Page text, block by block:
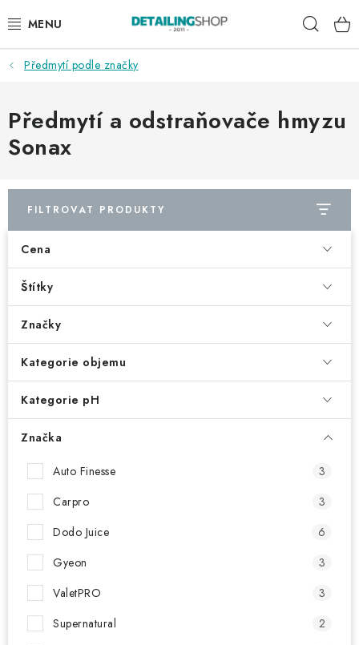
na
AKCE
NOVINKY
EXTERIÉR
INTERIÉR
PŘÍSLUŠENSTVÍ
DÁRKOVÉ SADY A POUKAZY
ČLÁNKY
NAŠE SLUŽBY
KONTAKTY
PRODÁVANÉ ZNAČKY
Věrnostní program
Podmínky ochrany osobních údajů
Předmytí podle značky
Předmytí a odstraňovače hmyzu
Sonax
FILTROVAT PRODUKTY
Cena
Štítky
Značky
Kategorie objemu
Kategorie pH
Značka
Auto Finesse
3
Carpro
3
Dodo Juice
6
Gyeon
3
ValetPRO
3
Supernatural
2